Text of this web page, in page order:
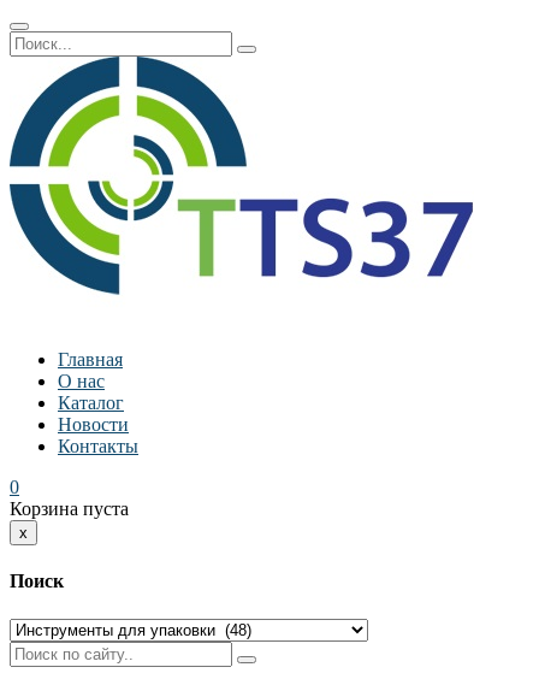
Главная
О нас
Каталог
Новости
Контакты
0
Корзина пуста
x
Поиск